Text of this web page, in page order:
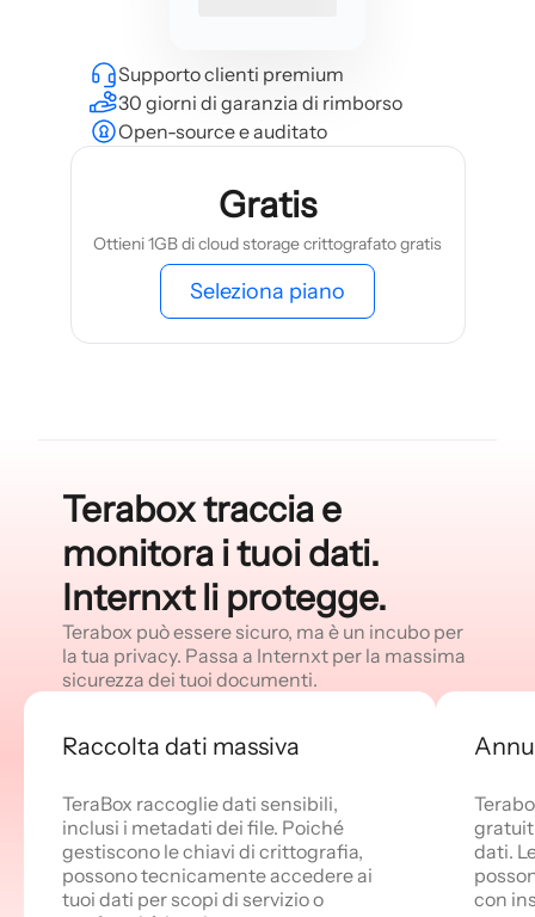
Supporto clienti premium
30 giorni di garanzia di rimborso
Open-source e auditato
Gratis
Ottieni 1GB di cloud storage crittografato gratis
Seleziona piano
Terabox traccia e
monitora i tuoi dati.
Internxt li protegge.
Terabox può essere sicuro, ma è un incubo per
la tua privacy. Passa a Internxt per la massima
sicurezza dei tuoi documenti.
Raccolta dati massiva
TeraBox raccoglie dati sensibili,
inclusi i metadati dei file. Poiché
gestiscono le chiavi di crittografia,
possono tecnicamente accedere ai
tuoi dati per scopi di servizio o
dati.
con